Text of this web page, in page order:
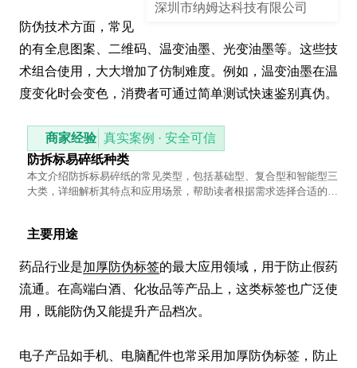
深圳市纳姆达科技有限公司
防伪技术方面，常见
的有全息图案、二维码、温变油墨、光变油墨等。这些技
术组合使用，大大增加了仿制难度。例如，温变油墨在温
度变化时会变色，消费者可通过简单测试快速鉴别真伪。
商家经验 真实案例 · 安全可信
防拆标易碎纸种类
本文介绍防拆标易碎纸的常见类型，包括基础型、复合型和智能型三
大类，详细解析其特点和应用场景，帮助读者根据需求选择合适的防
主要用途
药品行业是加厚防伪标签的最大应用领域，用于防止假药
流通。在高端白酒、化妆品等产品上，这类标签也广泛使
用，既能防伪又能提升产品档次。
电子产品如手机、电脑配件也常采用加厚防伪标签，防止